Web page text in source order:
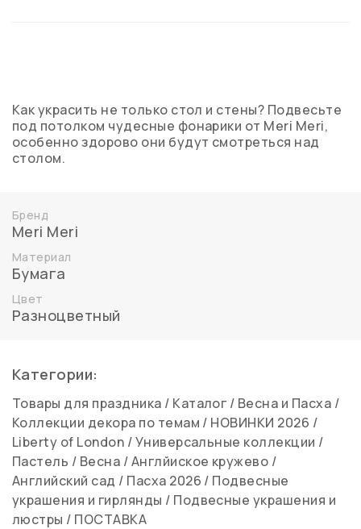
Как украсить не только стол и стены? Подвесьте
под потолком чудесные фонарики от Meri Meri,
особенно здорово они будут смотреться над
столом.
Бренд
Meri Meri
Материал
Бумага
Цвет
Разноцветный
Категории:
Товары для праздника / Каталог / Весна и Пасха /
Коллекции декора по темам / НОВИНКИ 2026 /
Liberty of London /Универсальные коллекции /
Пастель / Весна /Англйиское кружево /
Английский сад / Пасха 2026 / Подвесные
украшения и гирлянды / Подвесные украшения и
люстры / ПОСТАВКА